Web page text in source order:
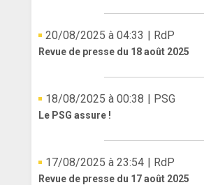
20/08/2025 à 04:33 | RdP
Revue de presse du 18 août 2025
18/08/2025 à 00:38 | PSG
Le PSG assure !
17/08/2025 à 23:54 | RdP
Revue de presse du 17 août 2025